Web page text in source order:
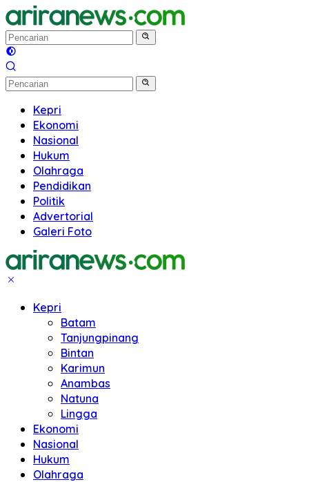
Langsung
ke
konten
Kepri
Ekonomi
Nasional
Hukum
Olahraga
Pendidikan
Politik
Advertorial
Galeri Foto
Kepri
Batam
Tanjungpinang
Bintan
Karimun
Anambas
Natuna
Lingga
Ekonomi
Nasional
Hukum
Olahraga